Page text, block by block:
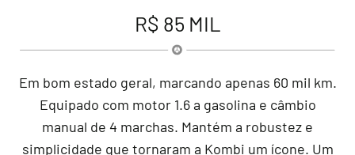
R$ 85 MIL
Em bom estado geral, marcando apenas 60 mil km.
Equipado com motor 1.6 a gasolina e câmbio
manual de 4 marchas. Mantém a robustez e
simplicidade que tornaram a Kombi um ícone. Um